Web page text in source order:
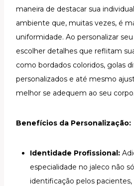
maneira de destacar sua
ambiente que, muitas vezes, é
uniformidade. Ao personalizar
escolher detalhes que reflitam
como bordados coloridos, golas
personalizados e até mesmo
melhor se adequem ao seu corpo.
Benefícios da Personalização:
Identidade Profissional:
especialidade no jaleco não
identificação pelos